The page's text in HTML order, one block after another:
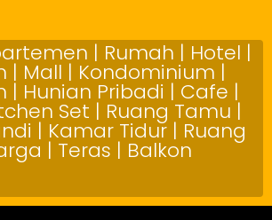
| Rumah | Hotel |
| Mall | Kondominium |
| Hunian Pribadi | Cafe |
Set | Ruang Tamu |
| Kamar Tidur | Ruang
| Teras | Balkon